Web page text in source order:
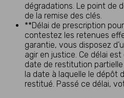
dégradations. Le point de
de la remise des clés.
**Délai de prescription
contestez les retenues
garantie, vous disposez
agir en justice. Ce délai
date de restitution
la date à laquelle le dépôt
restitué. Passé ce délai,